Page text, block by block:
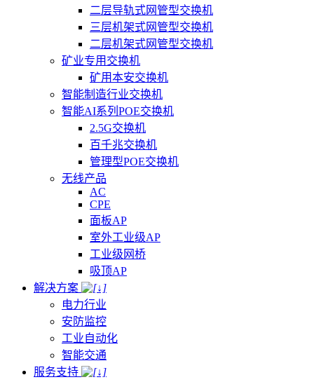
二层导轨式网管型交换机
三层机架式网管型交换机
二层机架式网管型交换机
矿业专用交换机
矿用本安交换机
智能制造行业交换机
智能AI系列POE交换机
2.5G交换机
百千兆交换机
管理型POE交换机
无线产品
AC
CPE
面板AP
室外工业级AP
工业级网桥
吸顶AP
解决方案
电力行业
安防监控
工业自动化
智能交通
服务支持